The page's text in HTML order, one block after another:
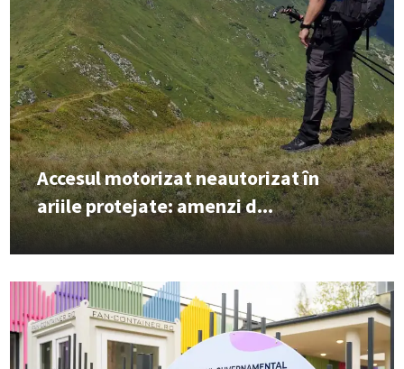
Accesul motorizat neautorizat în
ariile protejate: amenzi d...